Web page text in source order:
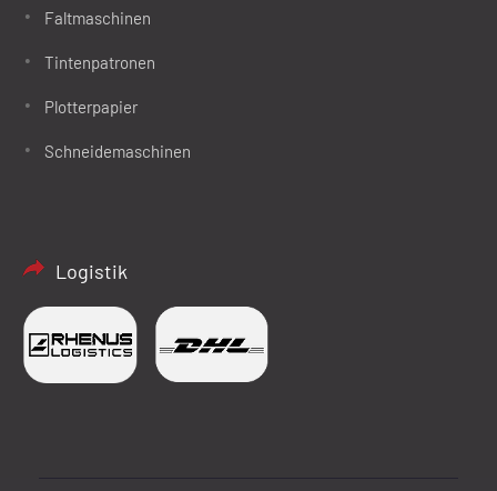
Faltmaschinen
Tintenpatronen
Plotterpapier
Schneidemaschinen
Logistik